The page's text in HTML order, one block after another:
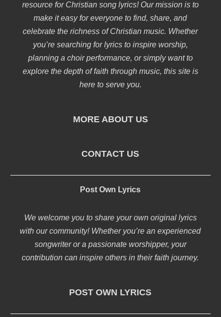
resource for Christian song lyrics! Our mission is to
make it easy for everyone to find, share, and
celebrate the richness of Christian music. Whether
you’re searching for lyrics to inspire worship,
planning a choir performance, or simply want to
explore the depth of faith through music, this site is
here to serve you.
MORE ABOUT US
CONTACT US
Post Own Lyrics
We welcome you to share your own original lyrics
with our community! Whether you’re an experienced
songwriter or a passionate worshipper, your
contribution can inspire others in their faith journey.
POST OWN LYRICS